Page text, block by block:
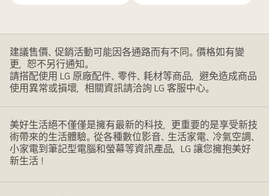
建議售價、促銷活動可能因各通路而有不同。價格如有變
更，恕不另行通知。
請搭配使用 LG 原廠配件、零件、耗材等商品，避免造成商品
使用異常或損壞，相關資訊請洽詢 LG 客服中心。
美好生活絕不僅僅是擁有最新的科技，更重要的是享受新技
術帶來的生活體驗。從各種數位影音、生活家電、冷氣空調、
小家電到筆記型電腦和螢幕等資訊產品，LG 讓您擁抱美好
新生活！